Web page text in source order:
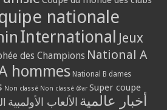
nationale
International Jeux
des Champions National A
hommes National B dames
Non classé Non classé @ar Super coupe
أخبار عالمية الألعاب الأولمبية